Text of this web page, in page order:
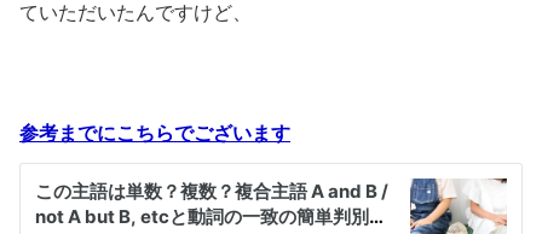
ていただいたんですけど、
参考までにこちらでございます